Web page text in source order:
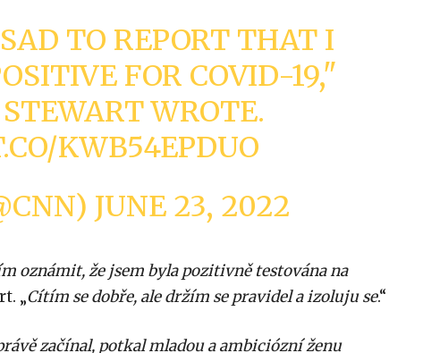
TO REPORT THAT I
FOR COVID-19,"
WROTE.
KWB54EPDUO
JUNE 23, 2022
oznámit, že jsem byla pozitivně testována na
„Cítím se dobře, ale držím se pravidel a izoluju se.“
začínal, potkal mladou a ambiciózní ženu